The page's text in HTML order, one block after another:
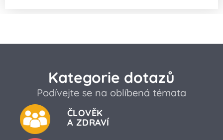
Kategorie dotazů
Podívejte se na oblíbená témata
ČLOVĚK
A ZDRAVÍ